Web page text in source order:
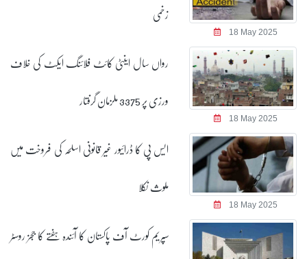
18 May 2025
زخمی
18 May 2025
رواں سال اینٹی کائٹ فلائنگ ایکٹ کی خلاف
ورزی پر 3375 ملزمان گرفتار
18 May 2025
ایس پی کا ڈرائیور غیر قانونی اسلحہ کی فروخت میں
ملوث نکلا
سپریم کورٹ آف پاکستان کا آئندہ ہفتے کا ججز روسٹر